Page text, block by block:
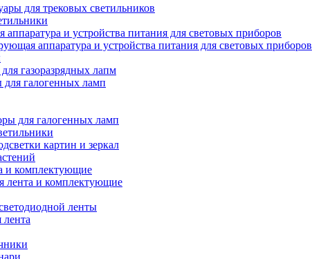
для трековых светильников
и устройства питания для световых приборов
аппаратура и устройства питания для световых приборов
газоразрядных лапм
галогенных ламп
для галогенных ламп
картин и зеркал
и комплектующие
лента и комплектующие
ленты
лента